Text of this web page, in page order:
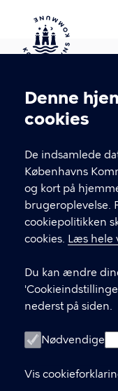
Denne
cookies
De indsamlede
Københavns
og kort på
brugeroplevelse.
cookiepolitikken
cookies. Læs hele
Du kan ændre
nederst på siden.
Nødvendige
Vis
Kontakt
T
fFind andre
CVR-nummer
GENVEJE
Digital Post
Databeskyttelse
Om